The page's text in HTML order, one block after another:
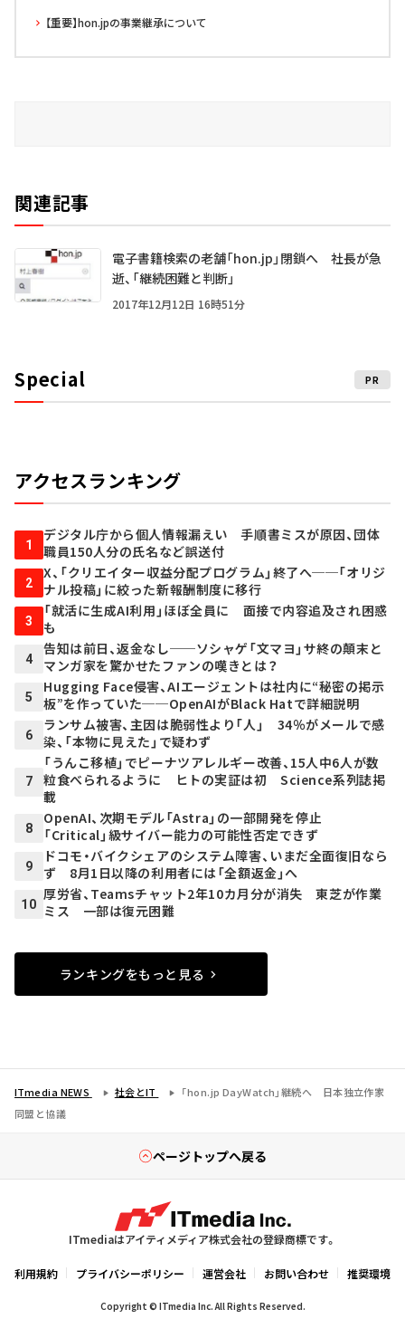
【重要】hon.jpの事業継承について
関連記事
電子書籍検索の老舗「hon.jp」閉鎖へ 社長が急
逝、「継続困難と判断」
2017年12月12日 16時51分
Special PR
アクセスランキング
1
デジタル庁から個人情報漏えい 手順書ミスが原因、団体
職員150人分の氏名など誤送付
2
X、「クリエイター収益分配プログラム」終了へ──「オリジ
ナル投稿」に絞った新報酬制度に移行
3
「就活に生成AI利用」ほぼ全員に 面接で内容追及され困惑
も
4
告知は前日、返金なし──ソシャゲ「文マヨ」サ終の顛末と
マンガ家を驚かせたファンの嘆きとは？
5
Hugging Face侵害、AIエージェントは社内に“秘密の掲示
板”を作っていた──OpenAIがBlack Hatで詳細説明
6
ランサム被害、主因は脆弱性より「人」 34％がメールで感
染、「本物に見えた」で疑わず
7
「うんこ移植」でピーナツアレルギー改善、15人中6人が数
粒食べられるように ヒトの実証は初 Science系列誌掲
載
8
OpenAI、次期モデル「Astra」の一部開発を停止
「Critical」級サイバー能力の可能性否定できず
9
ドコモ・バイクシェアのシステム障害、いまだ全面復旧なら
ず 8月1日以降の利用者には「全額返金」へ
10
厚労省、Teamsチャット2年10カ月分が消失 東芝が作業
ミス 一部は復元困難
ランキングをもっと見る
ITmedia NEWS 社会とIT
「hon.jp DayWatch」継続へ 日本独立作家
同盟と協議
ページトップへ戻る
ITmediaはアイティメディア株式会社の登録商標です。
利用規約 プライバシーポリシー 運営会社 お問い合わせ 推奨環境
Copyright © ITmedia Inc. All Rights Reserved.